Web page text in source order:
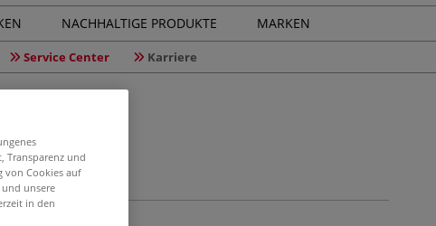
NACHHALTIGE PRODUKTE MARKEN
Service Center Karriere
Transparenz und
von Cookies auf
unsere
in den